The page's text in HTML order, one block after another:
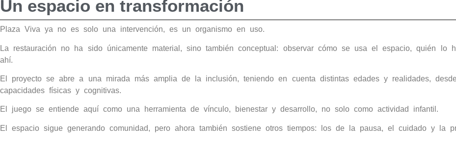
Un espacio en transformación
Plaza Viva ya no es solo una intervención, es un organismo en uso.
La restauración no ha sido únicamente material, sino también conceptual: observar cómo se usa el espacio, quién lo
ahí.
El proyecto se abre a una mirada más amplia de la inclusión, teniendo en cuenta distintas edades y realidades,
capacidades físicas y cognitivas.
El juego se entiende aquí como una herramienta de vínculo, bienestar y desarrollo, no solo como actividad infantil.
El espacio sigue generando comunidad, pero ahora también sostiene otros tiempos: los de la pausa, el cuidado y la